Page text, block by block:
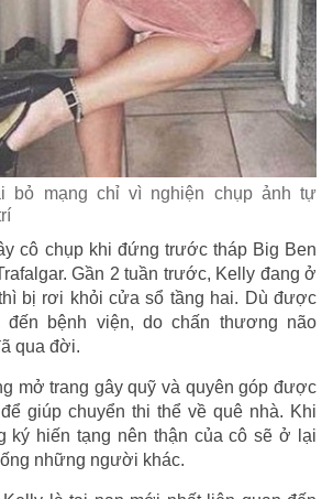
bỏ mạng chỉ vì nghiện chụp ảnh tự
cô chụp khi đứng trước tháp Big Ben
Gần 2 tuần trước, Kelly đang ở
bị rơi khỏi cửa sổ tầng hai. Dù được
đến bệnh viện, do chấn thương não
qua đời.
mở trang gây quỹ và quyên góp được
giúp chuyển thi thể về quê nhà. Khi
ký hiến tạng nên thận của cô sẽ ở lại
những người khác.